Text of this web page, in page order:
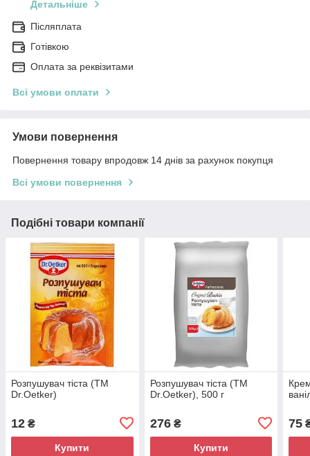
Детальніше
Післяплата
Готівкою
Оплата за реквізитами
Всі умови оплати
Умови повернення
Повернення товару впродовж 14 днів за рахунок покупця
Всі умови повернення
Подібні товари компанії
Розпушувач тіста (ТМ
Dr.Oetker)
12 ₴
Купити
Розпушувач тіста (ТМ
Dr.Oetker), 500 г
276₴
Купити
75